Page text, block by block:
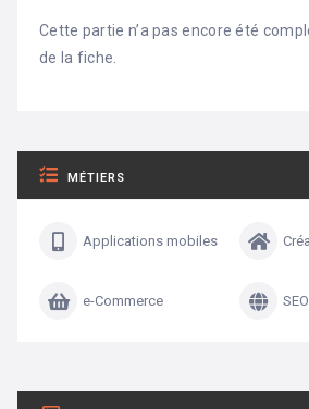
Cette partie n’a pas encore été
de la fiche.
MÉTIERS
Applications mobiles
e-Commerce